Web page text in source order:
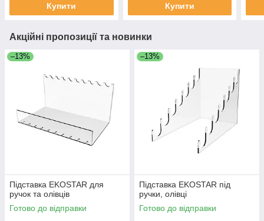
Купити Купити
Акційні пропозиції та новинки
–13%
Підставка EKOSTAR для
ручок та олівців
Готово до відправки
–13%
Підставка EKOSTAR під
ручки, олівці
Готово до відправки